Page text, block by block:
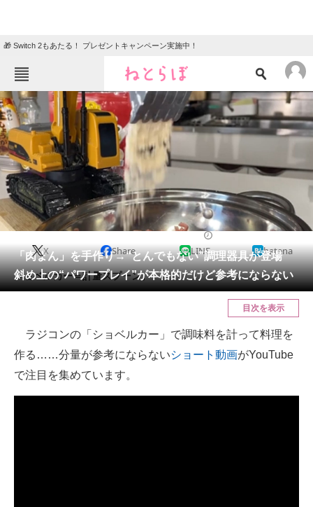
🎁 Switch 2もあたる！ プレゼントキャンペーン実施中！
ねとらぼメニュー
TOP ニュース
エンタメ クイズ
グルメ 地域
住まい 教育・育児
動物 リサーチ
会員記事
メディア
スマホと通信の最新トレンド
「肉まん」を手作り→“とんでもない”調理器具が登場
斜め上の“パワープレイ”が本格的だけど参考にならない
X Share LINE hatena
ショベルカー＝計量スプーン。
目次を表示
ラジコンの「ショベルカー」で調味料を計って料理を
作る……分量が参考にならないショート動画がYouTube
で注目を集めています。